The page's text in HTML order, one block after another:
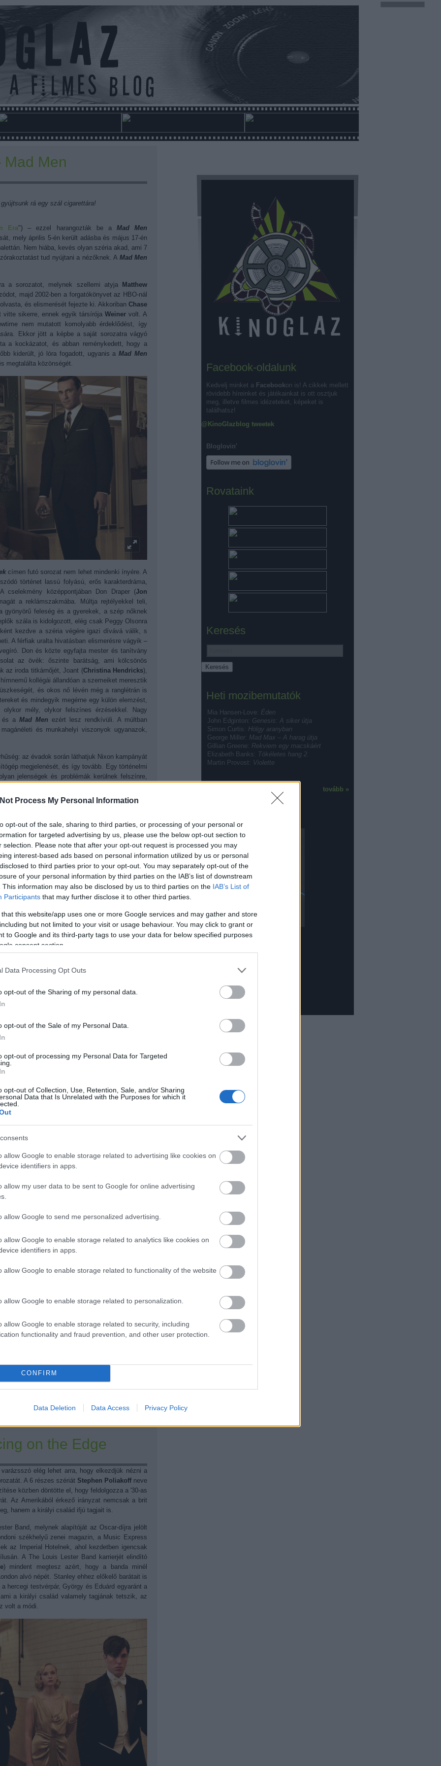
Process My Personal Information
opt-out of the sale, sharing to third parties, or processing of your personal or
for targeted advertising by us, please use the below opt-out section to
selection. Please note that after your opt-out request is processed you may
interest-based ads based on personal information utilized by us or personal
to third parties prior to your opt-out. You may separately opt-out of the
of your personal information by third parties on the IAB’s list of downstream
This information may also be disclosed by us to third parties on the IAB’s List of
Participants that may further disclose it to other third parties.
that this website/app uses one or more Google services and may gather and store
but not limited to your visit or usage behaviour. You may click to grant or
to Google and its third-party tags to use your data for below specified purposes
consent section.
Data Processing Opt Outs
opt-out of the Sharing of my personal data.
opt-out of the Sale of my Personal Data.
opt-out of processing my Personal Data for Targeted
opt-out of Collection, Use, Retention, Sale, and/or Sharing
Data that Is Unrelated with the Purposes for which it
allow Google to enable storage related to advertising like cookies on
identifiers in apps.
allow my user data to be sent to Google for online advertising
allow Google to send me personalized advertising.
allow Google to enable storage related to analytics like cookies on
identifiers in apps.
allow Google to enable storage related to functionality of the website
allow Google to enable storage related to personalization.
allow Google to enable storage related to security, including
functionality and fraud prevention, and other user protection.
CONFIRM
Data Deletion Data Access Privacy Policy
Facebook-oldalunk
Kedvelj minket a Facebookon is! A cikkek mellett
rövidebb híreinket és játékainkat is ott osztjuk
meg, illetve filmes idézeteket, képeket is
találhatsz!
@KinoGlazblog tweetek
Bloglovin'
Rovataink
Keresés
Heti mozibemutatók
Mia Hansen-Love: Éden
John Edginton: Genesis: A siker útja
Simon Curtis: Hölgy aranyban
George Miller: Mad Max – A harag útja
Gillian Greene: Rekviem egy macskáért
Elizabeth Banks: Tökéletes hang 2.
Martin Provost: Violette
tovább »
Filmtekercs
KultOn
Prizma folyóirat
Mad Men
rá egy szál cigarettára!
Era")–ezzel harangozták be a Mad Men
mely április 5-én került adásba és május 17-én
Nem hiába, kevés olyan széria akad, ami 7
tud nyújtani a nézőknek. A Mad Men
a sorozatot, melynek szellemi atyja
Matthew
majd 2002-ben a forgatókönyvet az HBO-nál
és elismerését fejezte ki. Akkoriban Chase
vitte sikerre, ennek egyik társírója Weiner volt. A
nem mutatott komolyabb érdeklődést, így
Ekkor jött a képbe a saját sorozatra vágyó
a kockázatot, és abban reménykedett, hogy a
kiderült, jó lóra fogadott, ugyanis aMad Men
megtalálta közönségét.
címen futó sorozat nem lehet mindenki ínyére. A
történet lassú folyású, erős karakterdráma,
cselekmény középpontjában Don Draper (Jon
a reklámszakmába. Múltja rejtélyekkel teli,
gyönyörű feleség és a gyerekek, a szép nőknek
szála is kidolgozott, elég csak Peggy Olsonra
kezdve a széria végére igazi dívává válik, s
A férfiak uralta hivatásban elismerésre vágyik –
Don és közte egyfajta mester és tanítvány
az övék: őszinte barátság, ami kölcsönös
az iroda titkárnőjét, Joant (Christina Hendricks),
kollégái állandóan a szemeiket meresztik
és okos nő lévén még a ranglétrán is
és mindegyik megérne egy külön elemzést,
mély, olykor felszínes érzésekkel. Nagy
és a Mad Men ezért lesz rendkívüli. A múltban
és munkahelyi viszonyok ugyanazok,
az évadok során láthatjuk Nixon kampányát
megjelenését, és így tovább. Egy történelmi
jelenségek és problémák kerülnek felszínre,
a feminizmus, vagy éppen az alkohol és
aMad Men
-ben ez a kettő szintén hangsúlyos:
kelléke a munkamegbeszélésnek, a munka utáni
Itt tényleg mindenki dohányzik, és milyen
a sorozatot nézve szinte kedvünk támad
dohányzunk. Ilyen ez aMad Men ! Stílust teremt,
iránt.
introban egy férfi aktatáskával belép az
a semmibe, míg mögötte a felhőkarcolókon
Ez alatt aDavid Carbonaraáltal komponált "A
szintén igényes és letisztult; a zenehasználat
fel: Etta James, The Beatles, Ella Fitzgerald,
akiknek szerzeményei hozzájárultak a
a legapróbb részletekig ügyeltek arra, hogy a
említett zene, a ruhák, a kocsik, vagy éppen az,
Tud drámai lenni, feszült, morbid, humoros,
Bepillanthatunk egy reklámügynökség
és a '60-as (majd '70-es) évek amerikai
ígéretes koncepció valóra vált, és nézők ezreit
sem fér. Az egyik
0
on the Edge
elég lehet arra, hogy elkezdjük nézni a
A 6 részes szériát Stephen Poliakoff neve
közben döntötte el, hogy feldolgozza a '30-as
Az Amerikából érkező irányzat nemcsak a brit
hanem a királyi család ifjú tagjait is.
Band, melynek alapítóját az Oscar-díjra jelölt
székhelyű zenei magazin, a Music Express
az Imperial Hotelnek, ahol kezdetben igencsak
A The Louis Lester Band karrierjét elindító
) mindent megtesz azért, hogy a banda minél
alvó népét. Stanley ehhez előkelő barátait is
hercegi testvérpár, György és Eduárd egyaránt a
a királyi család valamely tagjának tetszik, az
volt a módi.